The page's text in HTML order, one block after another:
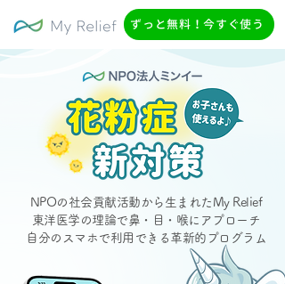
ずっと無料！今すぐ使う
NPOの社会貢献活動から生まれたMy Relief
東洋医学の理論で鼻・目・喉にアプローチ
自分のスマホで利用できる革新的プログラム